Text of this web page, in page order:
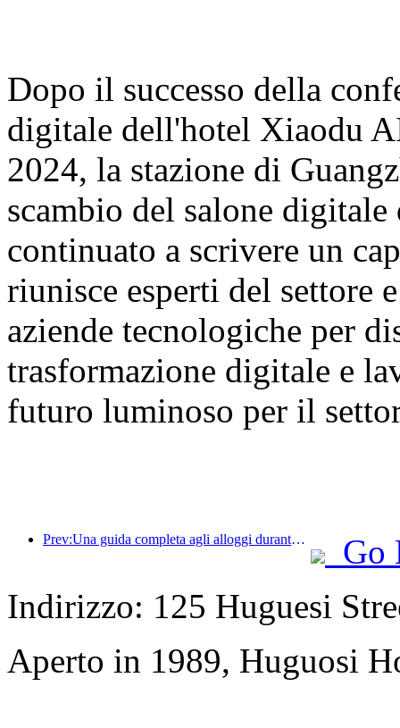
Dopo il successo della
digitale dell'hotel Xiaodu
2024, la stazione di
scambio del salone
continuato a scrivere un
riunisce esperti del settore
aziende tecnologiche per
trasformazione digitale e
futuro luminoso per il
Prev:Una guida completa agli alloggi durante la stagione turistica invernale a Pechino Il nuovo cortile del Jingneng Hotel innesca una nuova mania del turismo
Go
Indirizzo: 125 Huguesi
Aperto in 1989, Huguosi